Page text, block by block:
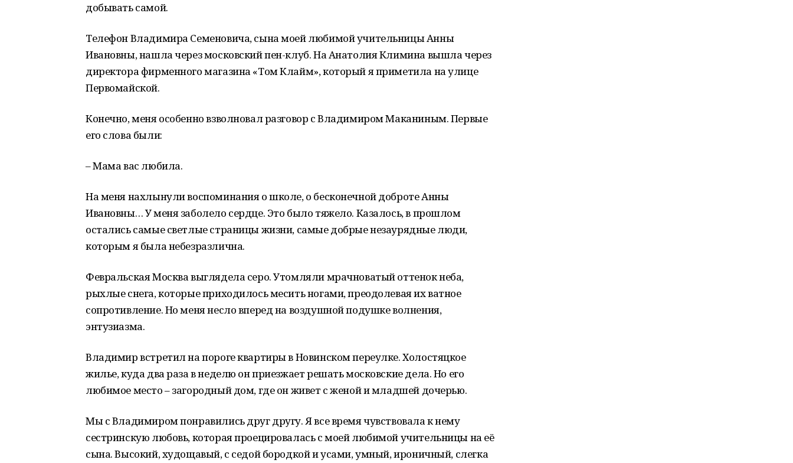
добывать самой.
Телефон Владимира Семеновича, сына моей любимой учительницы Анны
Ивановны, нашла через московский пен-клуб. На Анатолия Климина вышла через
директора фирменного магазина «Том Клайм», который я приметила на улице
Первомайской.
Конечно, меня особенно взволновал разговор с Владимиром Маканиным. Первые
его слова были:
– Мама вас любила.
На меня нахлынули воспоминания о школе, о бесконечной доброте Анны
Ивановны… У меня заболело сердце. Это было тяжело. Казалось, в прошлом
остались самые светлые страницы жизни, самые добрые незаурядные люди,
которым я была небезразлична.
Февральская Москва выглядела серо. Утомляли мрачноватый оттенок неба,
рыхлые снега, которые приходилось месить ногами, преодолевая их ватное
сопротивление. Но меня несло вперед на воздушной подушке волнения,
энтузиазма.
Владимир встретил на пороге квартиры в Новинском переулке. Холостяцкое
жилье, куда два раза в неделю он приезжает решать московские дела. Но его
любимое место – загородный дом, где он живет с женой и младшей дочерью.
Мы с Владимиром понравились друг другу. Я все время чувствовала к нему
сестринскую любовь, которая проецировалась с моей любимой учительницы на её
сына. Высокий, худощавый, с седой бородкой и усами, умный, ироничный, слегка